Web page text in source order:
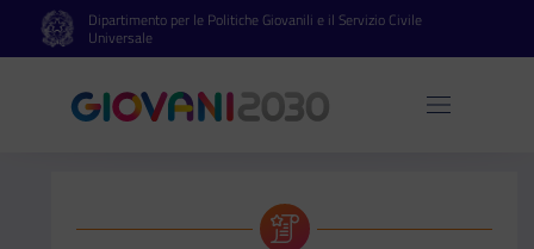
Vai al contenuto principale
Vai al footerDipartimento per le Politiche Giovanili e il Servizio Civile
Universale
Apri